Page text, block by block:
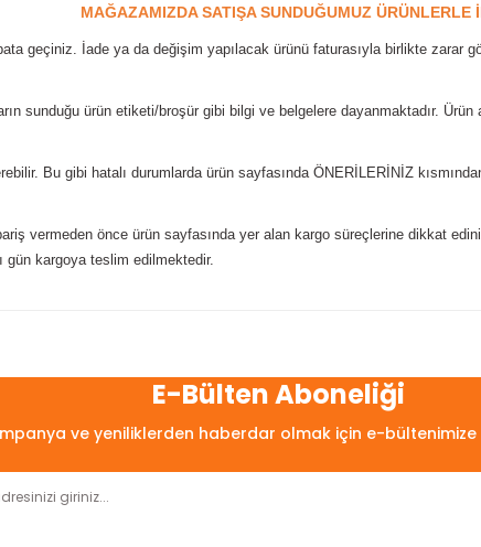
SATIŞA SUNDUĞUMUZ ÜRÜNLERLE İLGİLİ
geçiniz. İade ya da değişim yapılacak ürünü faturasıyla birlikte zarar
sunduğu ürün etiketi/broşür gibi bilgi ve belgelere dayanmaktadır.
Bu gibi hatalı durumlarda ürün sayfasında ÖNERİLERİNİZ
vermeden önce ürün sayfasında yer alan kargo süreçlerine dikkat
kargoya teslim edilmektedir.
Bu ürüne ilk yorumu siz yapın!
E-Bülten Aboneliği
ve yeniliklerden haberdar olmak için e-